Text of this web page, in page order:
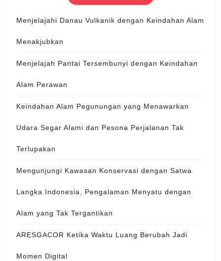
Menjelajahi Danau Vulkanik dengan Keindahan Alam
Menakjubkan
Menjelajah Pantai Tersembunyi dengan Keindahan
Alam Perawan
Keindahan Alam Pegunungan yang Menawarkan
Udara Segar Alami dan Pesona Perjalanan Tak
Terlupakan
Mengunjungi Kawasan Konservasi dengan Satwa
Langka Indonesia, Pengalaman Menyatu dengan
Alam yang Tak Tergantikan
ARESGACOR Ketika Waktu Luang Berubah Jadi
Momen Digital